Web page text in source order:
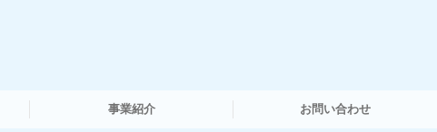
事業紹介 お問い合わせ